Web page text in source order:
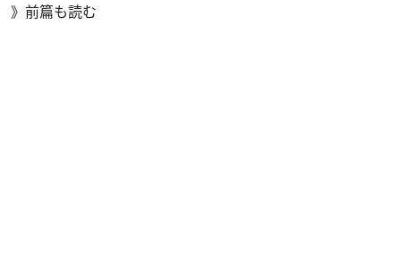
》 前篇も読む